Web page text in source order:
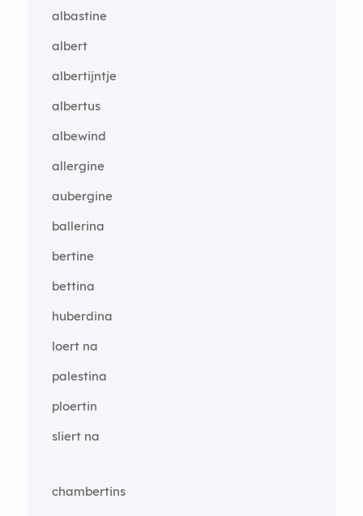
albastine
albert
albertijntje
albertus
albewind
allergine
aubergine
ballerina
bertine
bettina
huberdina
loert na
palestina
ploertin
sliert na
chambertins